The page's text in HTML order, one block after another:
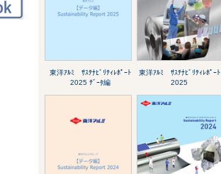
東洋ｱﾙﾐ ｻｽﾃﾅﾋﾞﾘﾃｨﾚﾎﾟｰﾄ
2025 ﾃﾞｰﾀ編
東洋ｱﾙﾐ ｻｽﾃﾅﾋﾞﾘﾃｨﾚﾎﾟｰﾄ
2025